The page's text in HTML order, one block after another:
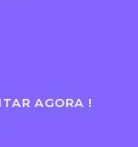
AGORA !